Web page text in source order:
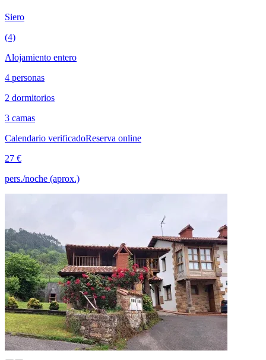
Siero
(4)
Alojamiento entero
4 personas
2 dormitorios
3 camas
Calendario verificadoReserva online
27 €
pers./noche (aprox.)